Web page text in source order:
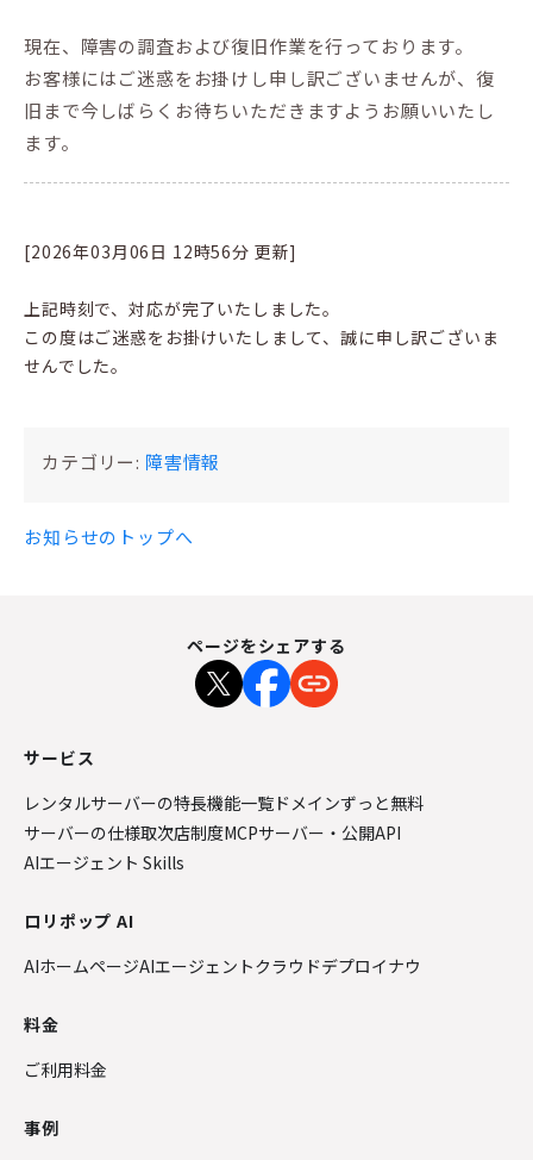
現在、障害の調査および復旧作業を行っております。
お客様にはご迷惑をお掛けし申し訳ございませんが、復
旧まで今しばらくお待ちいただきますようお願いいたし
ます。
[2026年03月06日 12時56分 更新]
上記時刻で、対応が完了いたしました。
この度はご迷惑をお掛けいたしまして、誠に申し訳ございま
せんでした。
カテゴリー: 障害情報
お知らせのトップへ
ページをシェアする
サービス
レンタルサーバーの特長機能一覧 ドメインずっと無料
サーバーの仕様取次店制度MCPサーバー・公開API
AIエージェント Skills
ロリポップ AI
AIホームページAIエージェントクラウドデプロイナウ
料金
ご利用料金
事例